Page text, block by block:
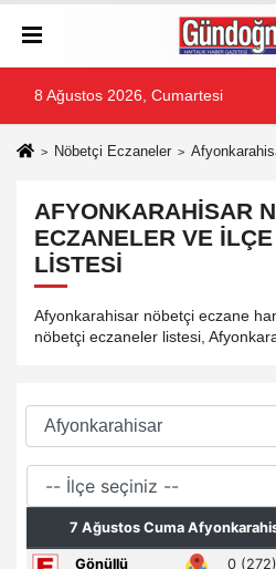
8 Ağustos 2026, Cumartesi
Nöbetçi Eczaneler
AFYONKARAHISAR
ECZANELER VE
LISTESI
Afyonkarahisar nöbetçi eczane
nöbetçi eczaneler listesi,